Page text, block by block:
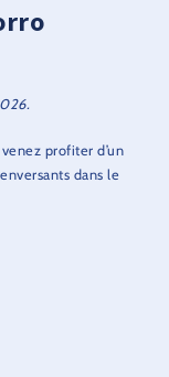
profiter d’un
dans le
de voltige
la famille : une
passion !